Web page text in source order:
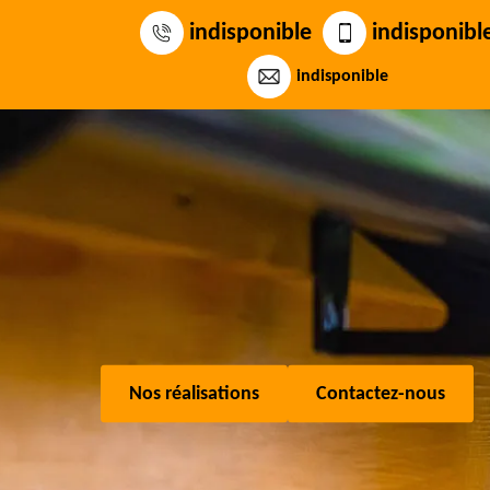
indisponible
indisponible
Nos réalisations Contactez-nous